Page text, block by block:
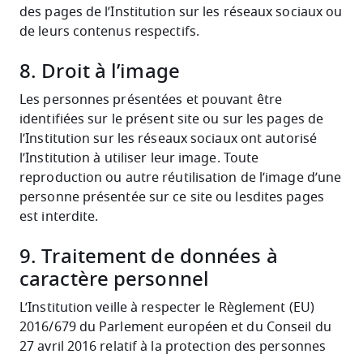
des pages de l’Institution sur les réseaux sociaux ou
de leurs contenus respectifs.
8. Droit à l’image
Les personnes présentées et pouvant être
identifiées sur le présent site ou sur les pages de
l’Institution sur les réseaux sociaux ont autorisé
l’Institution à utiliser leur image. Toute
reproduction ou autre réutilisation de l’image d’une
personne présentée sur ce site ou lesdites pages
est interdite.
9. Traitement de données à
caractère personnel
L’Institution veille à respecter le Règlement (EU)
2016/679 du Parlement européen et du Conseil du
27 avril 2016 relatif à la protection des personnes